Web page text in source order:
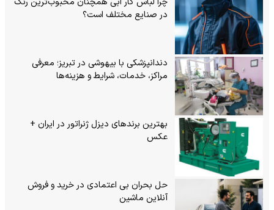
چرا لباس کار آبی همچنان محبوب‌ترین رنگ
در صنایع مختلف است؟
دندانپزشکی با بیهوشی در تبریز؛ معرفی
مراکز، خدمات، شرایط و هزینه‌ها
بهترین برندهای دیزل ژنراتور در ایران +
عکس
حل بحران بی‌ اعتمادی در خرید و فروش
آنلاین ماشین